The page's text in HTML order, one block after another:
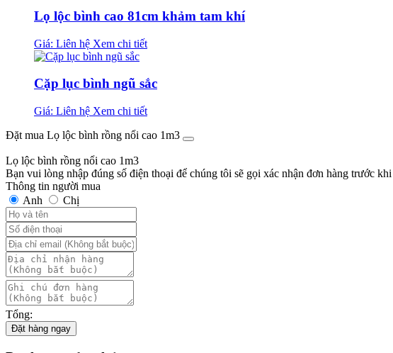
Lọ lộc bình cao 81cm khảm tam khí
Giá: Liên hệ Xem chi tiết
Cặp lục bình ngũ sắc
Giá: Liên hệ Xem chi tiết
Đặt mua Lọ lộc bình rồng nổi cao 1m3
Lọ lộc bình rồng nổi cao 1m3
Bạn vui lòng nhập đúng số điện thoại để chúng tôi sẽ gọi xác nhận đơn hàng trước
Thông tin người mua
Anh
Chị
Tổng:
Đặt hàng ngay